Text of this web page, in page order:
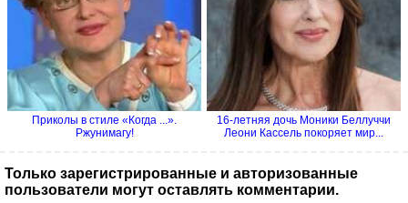
Приколы в стиле «Когда ...».
Ржунимагу!
16-летняя дочь Моники Беллуччи
Леони Кассель покоряет мир...
Только зарегистрированные и авторизованные
пользователи могут оставлять комментарии.